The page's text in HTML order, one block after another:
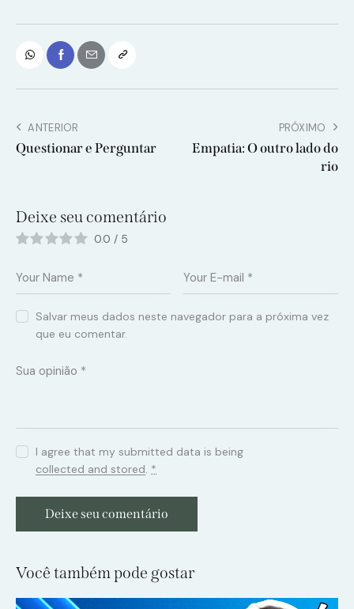
ANTERIOR
Questionar e Perguntar
PRÓXIMO
Empatia: O outro lado do
rio
Deixe seu comentário
0.0 / 5
Salvar meus dados neste navegador para a próxima vez
que eu comentar.
I agree that my submitted data is being
collected and stored. *
Você também pode gostar